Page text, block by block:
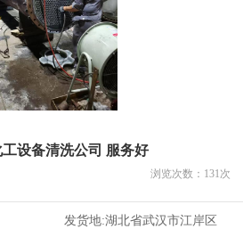
设备清洗公司 服务好
浏览次数： 131次
发货地:湖北省武汉市江岸区